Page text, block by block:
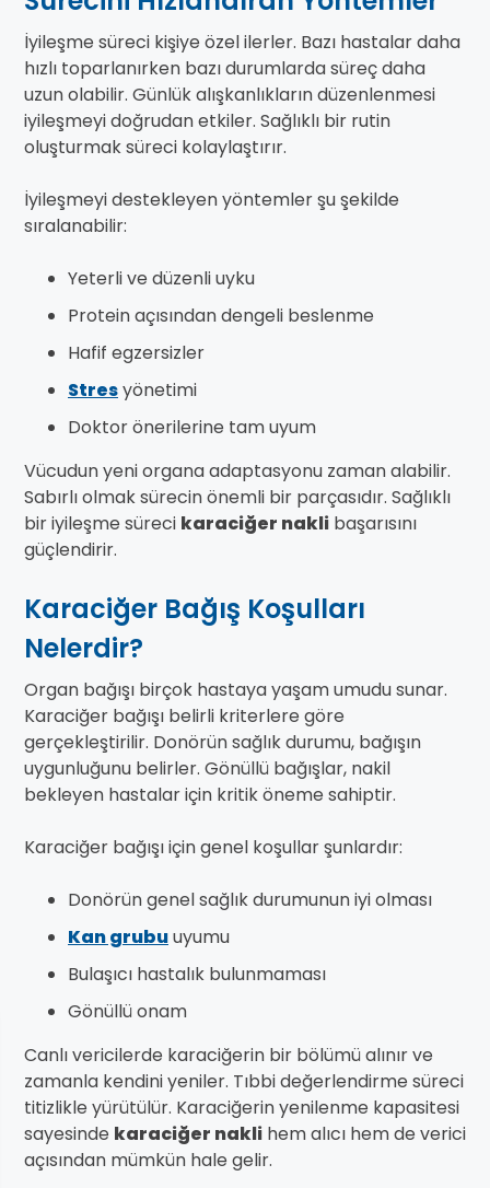
İyileşme süreci kişiye özel ilerler. Bazı hastalar daha
hızlı toparlanırken bazı durumlarda süreç daha
uzun olabilir. Günlük alışkanlıkların düzenlenmesi
iyileşmeyi doğrudan etkiler. Sağlıklı bir rutin
oluşturmak süreci kolaylaştırır.
İyileşmeyi destekleyen yöntemler şu şekilde
sıralanabilir:
Yeterli ve düzenli uyku
Protein açısından dengeli beslenme
Hafif egzersizler
Stresyönetimi
Doktor önerilerine tam uyum
Vücudun yeni organa adaptasyonu zaman alabilir.
Sabırlı olmak sürecin önemli bir parçasıdır. Sağlıklı
bir iyileşme süreci karaciğer nakli başarısını
güçlendirir.
Karaciğer Bağış Koşulları
Nelerdir?
Organ bağışı birçok hastaya yaşam umudu sunar.
Karaciğer bağışı belirli kriterlere göre
gerçekleştirilir. Donörün sağlık durumu, bağışın
uygunluğunu belirler. Gönüllü bağışlar, nakil
bekleyen hastalar için kritik öneme sahiptir.
Karaciğer bağışı için genel koşullar şunlardır:
Donörün genel sağlık durumunun iyi olması
Kan grubuuyumu
Bulaşıcı hastalık bulunmaması
Gönüllü onam
Canlı vericilerde karaciğerin bir bölümü alınır ve
zamanla kendini yeniler. Tıbbi değerlendirme süreci
titizlikle yürütülür. Karaciğerin yenilenme kapasitesi
sayesinde karaciğer nakli hem alıcı hem de verici
açısından mümkün hale gelir.